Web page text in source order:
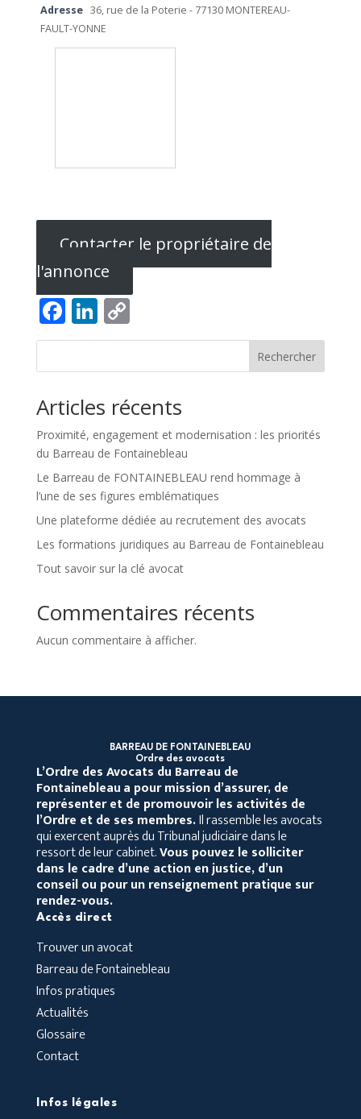
Adresse 36, rue de la Poterie - 77130 MONTEREAU-
FAULT-YONNE
Contacter le propriétaire de
l'annonce
Facebook
LinkedIn
Copy
Link
Rechercher
Articles récents
Proximité, engagement et modernisation : les priorités
du Barreau de Fontainebleau
Le Barreau de FONTAINEBLEAU rend hommage à
l’une de ses figures emblématiques
Une plateforme dédiée au recrutement des avocats
Les formations juridiques au Barreau de Fontainebleau
Tout savoir sur la clé avocat
Commentaires récents
Aucun commentaire à afficher.
BARREAU DE FONTAINEBLEAU
Ordre des avocats
L’Ordre des Avocats du Barreau de
Fontainebleaua pour mission d’assurer, de
représenter et de promouvoir les activités de
l’Ordre et de ses membres.Il rassemble les avocats
qui exercent auprès du Tribunal judiciaire dans le
ressort de leur cabinet.Vous pouvez le solliciter
dans le cadre d’une action en justice, d’un
conseil ou pour un renseignement pratique sur
rendez-vous.
Accès direct
Trouver un avocat
Barreau de Fontainebleau
Infos pratiques
Actualités
Glossaire
Contact
Infos légales